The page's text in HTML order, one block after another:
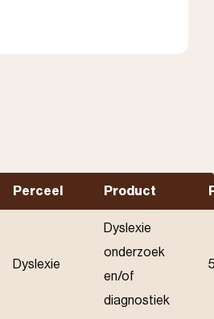
Perceel Product
Dyslexie
Dyslexie
onderzoek
en/of
diagnostiek